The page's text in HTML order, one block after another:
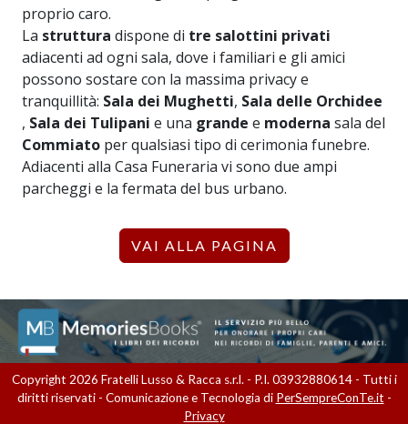
proprio caro.
La struttura dispone di tre salottini privati
adiacenti ad ogni sala, dove i familiari e gli amici
possono sostare con la massima privacy e
tranquillità: Sala dei Mughetti, Sala delle Orchidee
, Sala dei Tulipani e una grande e moderna sala del
Commiato per qualsiasi tipo di cerimonia funebre.
Adiacenti alla Casa Funeraria vi sono due ampi
parcheggi e la fermata del bus urbano.
VAI ALLA PAGINA
Copyright 2026 Fratelli Lusso & Racca s.r.l. - P.I. 03932880614 - Tutti i
diritti riservati - Comunicazione e Tecnologia di PerSempreConTe.it -
Privacy